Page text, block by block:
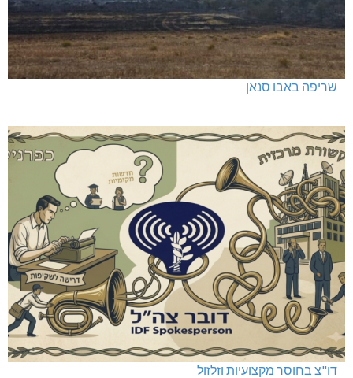
שריפה באבו סנאן
דו"צ בחוסר מקצועיות וזלזול